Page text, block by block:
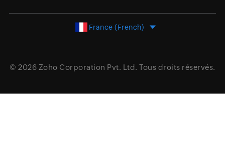
France (French)
© 2026 Zoho Corporation Pvt. Ltd. Tous droits réservés.